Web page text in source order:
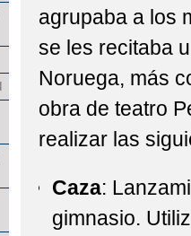
agrupaba a los
se les recitaba
Noruega, más
obra de teatro
realizar las
Caza:
gimnasio.